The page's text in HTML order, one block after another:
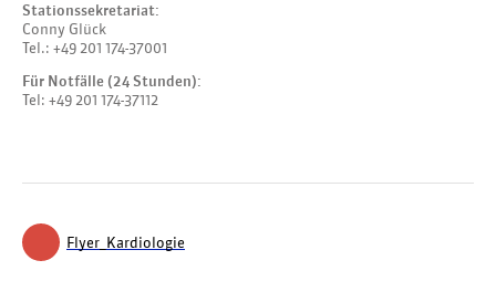
Stationssekretariat:
Conny Glück
Tel.: +49 201 174-37001
Für Notfälle (24 Stunden):
Tel: +49 201 174-37112
Flyer_Kardiologie